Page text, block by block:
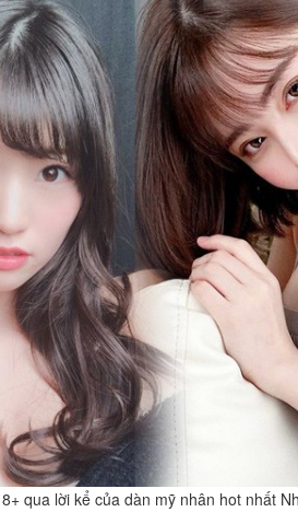
qua lời kể của dàn mỹ nhân hot nhất